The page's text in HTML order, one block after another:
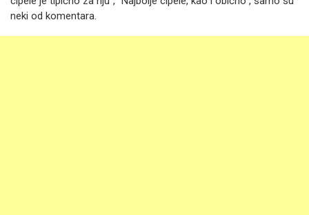
neki od komentara.